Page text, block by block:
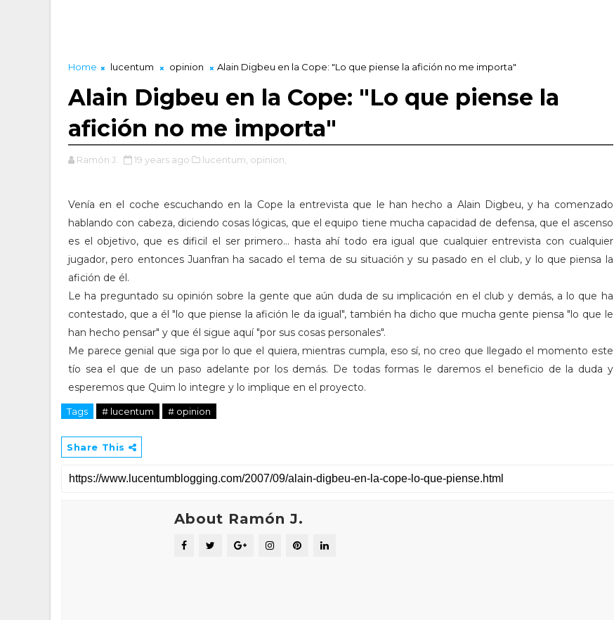
Home lucentum opinion Alain Digbeu en la Cope: "Lo que piense la afición no me importa"
Alain Digbeu en la Cope: "Lo que piense la
afición no me importa"
Ramón J. 19 years ago lucentum, opinion,
Venía en el coche escuchando en la Cope la entrevista que le han hecho a Alain Digbeu, y ha comenzado
hablando con cabeza, diciendo cosas lógicas, que el equipo tiene mucha capacidad de defensa, que el ascenso
es el objetivo, que es dificil el ser primero... hasta ahí todo era igual que cualquier entrevista con cualquier
jugador, pero entonces Juanfran ha sacado el tema de su situación y su pasado en el club, y lo que piensa la
afición de él.
Le ha preguntado su opinión sobre la gente que aún duda de su implicación en el club y demás, a lo que ha
contestado, que a él "lo que piense la afición le da igual", también ha dicho que mucha gente piensa "lo que le
han hecho pensar" y que él sigue aquí "por sus cosas personales".
Me parece genial que siga por lo que el quiera, mientras cumpla, eso sí, no creo que llegado el momento este
tío sea el que de un paso adelante por los demás. De todas formas le daremos el beneficio de la duda y
esperemos que Quim lo integre y lo implique en el proyecto.
Tags # lucentum # opinion
Share This
About Ramón J.